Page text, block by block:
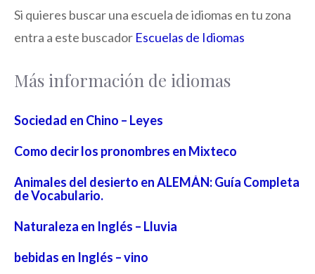
Si quieres buscar una escuela de idiomas en tu zona
entra a este buscador Escuelas de Idiomas
Más información de idiomas
Sociedad en Chino – Leyes
Como decir los pronombres en Mixteco
Animales del desierto en ALEMÁN: Guía Completa
de Vocabulario.
Naturaleza en Inglés – Lluvia
bebidas en Inglés – vino